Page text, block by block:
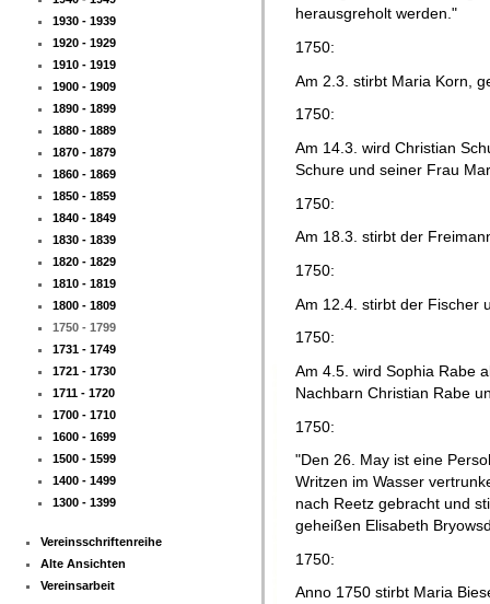
1930 - 1939
1920 - 1929
1910 - 1919
1900 - 1909
1890 - 1899
1880 - 1889
1870 - 1879
1860 - 1869
1850 - 1859
1840 - 1849
1830 - 1839
1820 - 1829
1810 - 1819
1800 - 1809
1750 - 1799
1731 - 1749
1721 - 1730
1711 - 1720
1700 - 1710
1600 - 1699
1500 - 1599
1400 - 1499
1300 - 1399
Vereinsschriftenreihe
Alte Ansichten
Vereinsarbeit
herausgreholt werden."
1750:
Am 2.3. stirbt Maria Korn,
1750:
Am 14.3. wird Christian
Schure und seiner Frau
1750:
Am 18.3. stirbt der
1750:
Am 12.4. stirbt der Fischer
1750:
Am 4.5. wird Sophia Rabe
Nachbarn Christian Rabe
1750:
"Den 26. May ist eine
Writzen im Wasser
nach Reetz gebracht und
geheißen Elisabeth
1750:
Anno 1750 stirbt Maria